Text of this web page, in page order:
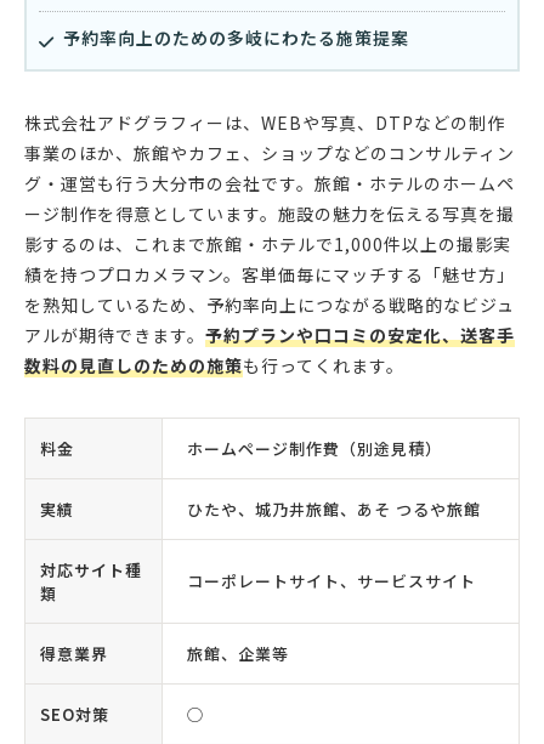
予約率向上のための多岐にわたる施策提案
株式会社アドグラフィーは、WEBや写真、DTPなどの制作
事業のほか、旅館やカフェ、ショップなどのコンサルティン
グ・運営も行う大分市の会社です。旅館・ホテルのホームペ
ージ制作を得意としています。施設の魅力を伝える写真を撮
影するのは、これまで旅館・ホテルで1,000件以上の撮影実
績を持つプロカメラマン。客単価毎にマッチする「魅せ方」
を熟知しているため、予約率向上につながる戦略的なビジュ
アルが期待できます。 予約プランや口コミの安定化、送客手
数料の見直しのための施策も行ってくれます。
料金 ホームページ制作費（別途見積）
実績 ひたや、城乃井旅館、あそ つるや旅館
対応サイト種
類
コーポレートサイト、サービスサイト
得意業界 旅館、企業等
SEO対策 ◯